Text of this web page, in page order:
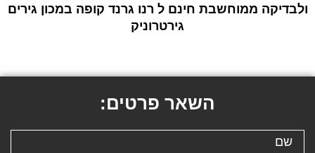
ולבדיקה ממוחשבת חינם ל רנו גרנד קופה במכון גירים
גירטרוניק
השאר פרטים: